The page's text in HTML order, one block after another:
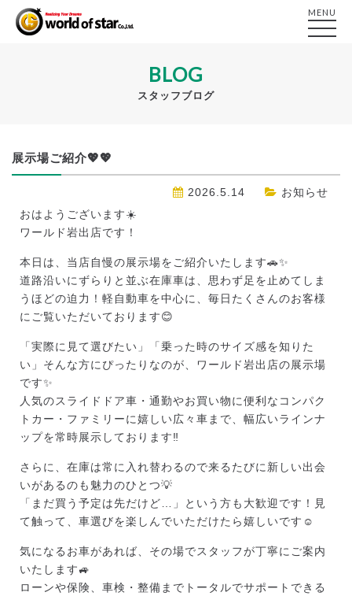
MENU
BLOG
スタッフブログ
展示場ご紹介💖💖
2026.5.14
お知らせ
おはようございます☀️
ワールド岩出店です！
本日は、当店自慢の展示場をご紹介いたします🚗✨
道路沿いにずらりと並ぶ在庫車は、思わず足を止めてしま
うほどの迫力！軽自動車を中心に、毎日たくさんのお客様
にご覧いただいております😊
「実際に見て選びたい」「乗った時のサイズ感を知りた
い」そんな方にぴったりなのが、ワールド岩出店の展示場
です✨
人気のスライドドア車・通勤やお買い物に便利なコンパク
トカー・ファミリーに嬉しい広々車まで、幅広いラインナ
ップを常時展示しております‼️
さらに、在庫は常に入れ替わるので来るたびに新しい出会
いがあるのも魅力のひとつ💡
「まだ買う予定は先だけど…」という方も大歓迎です！見
て触って、車選びを楽しんでいただけたら嬉しいです☺️
気になるお車があれば、その場でスタッフが丁寧にご案内
いたします🚙
ローンや保険、車検・整備までトータルでサポートできる